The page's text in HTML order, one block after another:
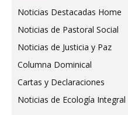
Noticias Destacadas Home
Noticias de Pastoral Social
Noticias de Justicia y Paz
Columna Dominical
Cartas y Declaraciones
Noticias de Ecología Integral